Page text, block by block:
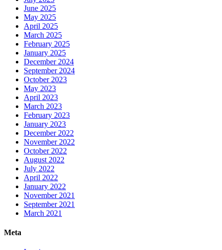
June 2025
May 2025
April 2025
March 2025
February 2025
January 2025
December 2024
September 2024
October 2023
May 2023
April 2023
March 2023
February 2023
January 2023
December 2022
November 2022
October 2022
August 2022
July 2022
April 2022
January 2022
November 2021
September 2021
March 2021
Meta